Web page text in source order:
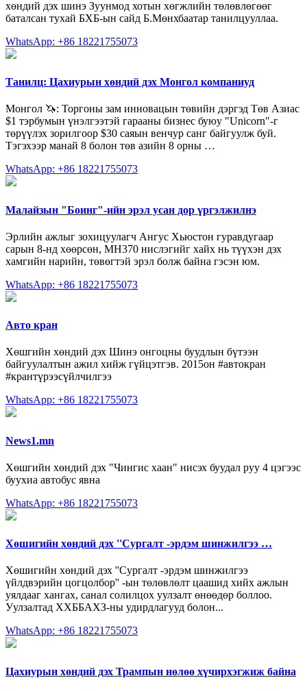
хөндий дэх шинэ Зуунмод хотын хөгжлийн төлөвлөгөөг
баталсан тухай БХБ-ын сайд Б.Мөнхбаатар танилцууллаа.
WhatsApp: +86 18221755073
Танилц: Цахиурын хөндий дэх Монгол компаниуд
Монгол 🦄: Торгоны зам инновацын төвийн дэргэд Төв Азиас
$1 тэрбумын үнэлгээтэй гарааны бизнес буюу "Unicorn"-г
төрүүлэх зорилгоор $30 саяын венчур санг байгуулж буй.
Тэгэхээр манай 8 болон төв азийн 8 орны …
WhatsApp: +86 18221755073
Малайзын "Боинг"-ийн эрэл усан дор үргэлжилнэ
Эрлийн ажлыг зохицуулагч Ангус Хьюстон гуравдугаар
сарын 8-нд хөөрсөн, MH370 нислэгийг хайх нь түүхэн дэх
хамгийн нарийн, төвөгтэй эрэл болж байна гэсэн юм.
WhatsApp: +86 18221755073
Авто кран
Хөшгийн хөндий дэх Шинэ онгоцны буудлын бүтээн
байгуулалтын ажил хийж гүйцэтгэв. 2015он #автокран
#крантүрээсүйлчилгээ
WhatsApp: +86 18221755073
News1.mn
Хөшгийн хөндий дэх "Чингис хаан" нисэх буудал руу 4 цэгээс
буухиа автобус явна
WhatsApp: +86 18221755073
Хөшигийн хөндий дэх ''Сургалт -эрдэм шинжилгээ …
Хөшигийн хөндий дэх ''Сургалт -эрдэм шинжилгээ
үйлдвэрийн цогцолбор'' -ын төлөвлөлт цаашид хийх ажлын
уялдааг хангах, санал солилцох уулзалт өнөөдөр боллоо.
Уулзалтад ХХББАХЗ-ны удирдлагууд болон...
WhatsApp: +86 18221755073
Цахиурын хөндий дэх Трампын нөлөө хүчирхэгжиж байна